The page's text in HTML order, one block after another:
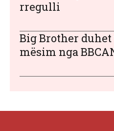
rregulli
Big Brother
mësim nga